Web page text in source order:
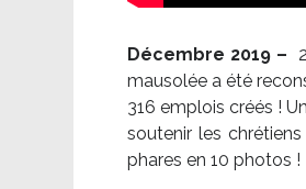
Décembre 2019 –
mausolée a été
316 emplois créés !
soutenir les
phares en 10 photos !